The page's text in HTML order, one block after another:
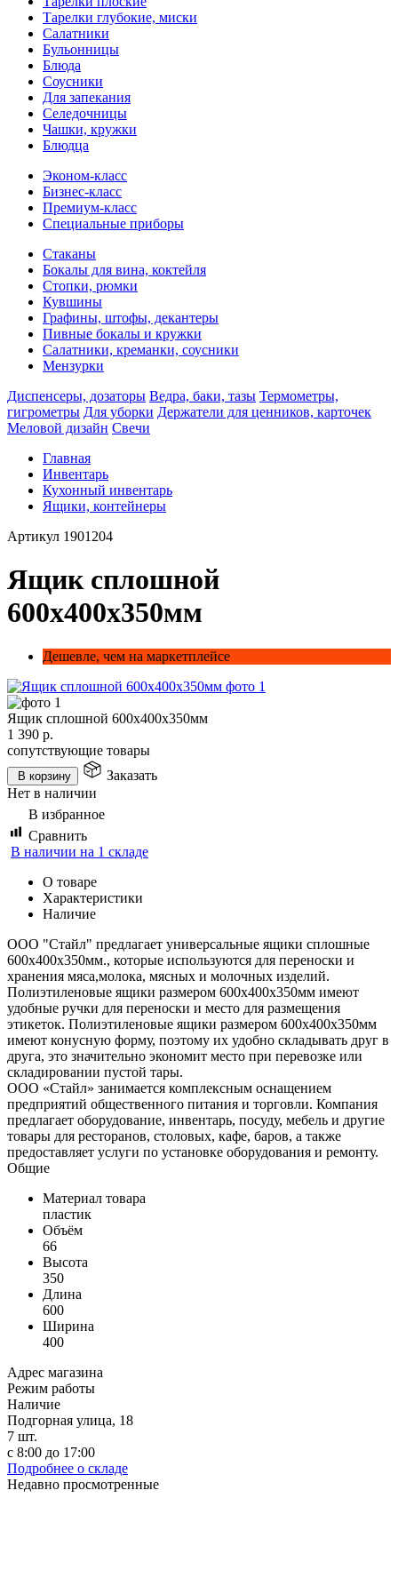
Тарелки глубокие, миски
Салатники
Бульонницы
Блюда
Соусники
Для запекания
Селедочницы
Чашки, кружки
Блюдца
Эконом-класс
Бизнес-класс
Премиум-класс
Специальные приборы
Стаканы
Бокалы для вина, коктейля
Стопки, рюмки
Кувшины
Графины, штофы, декантеры
Пивные бокалы и кружки
Салатники, креманки, соусники
Мензурки
Диспенсеры, дозаторы Ведра, баки, тазы Термометры,
гигрометры Для уборки Держатели для ценников, карточек
Меловой дизайн Свечи
Главная
Инвентарь
Кухонный инвентарь
Ящики, контейнеры
Артикул 1901204
Ящик сплошной
600х400х350мм
Дешевле, чем на маркетплейсе
Ящик сплошной 600х400х350мм
1 390 р.
сопутствующие товары
В корзину
Заказать
Нет в наличии
В избранное
Сравнить
В наличии на 1 складе
О товаре
Характеристики
Наличие
ООО "Стайл" предлагает универсальные ящики сплошные
600х400х350мм., которые используются для переноски и
хранения мяса,молока, мясных и молочных изделий.
Полиэтиленовые ящики размером 600х400х350мм имеют
удобные ручки для переноски и место для размещения
этикеток. Полиэтиленовые ящики размером 600х400х350мм
имеют конусную форму, поэтому их удобно складывать друг в
друга, это значительно экономит место при перевозке или
складировании пустой тары.
ООО «Стайл» занимается комплексным оснащением
предприятий общественного питания и торговли. Компания
предлагает оборудование, инвентарь, посуду, мебель и другие
товары для ресторанов, столовых, кафе, баров, а также
предоставляет услуги по установке оборудования и ремонту.
Общие
Материал товара
пластик
Объём
66
Высота
350
Длина
600
Ширина
400
Адрес магазина
Режим работы
Наличие
Подгорная улица, 18
7 шт.
с 8:00 до 17:00
Подробнее о складе
Недавно просмотренные